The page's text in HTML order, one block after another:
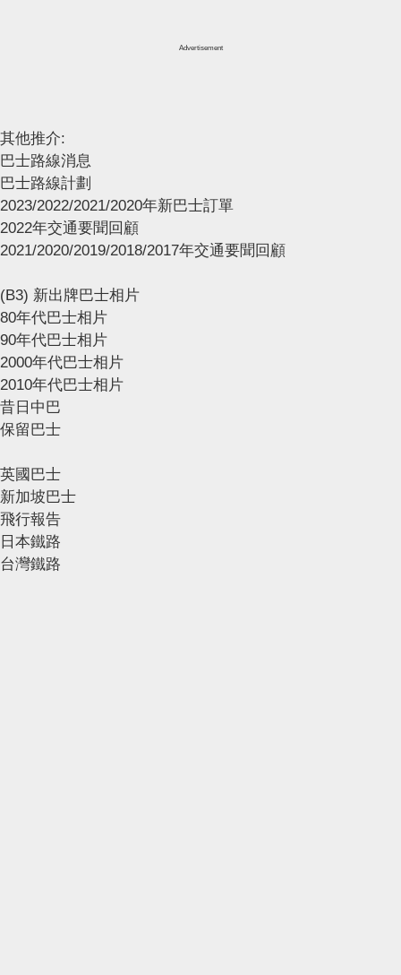
Advertisement
其他推介:
巴士路線消息
巴士路線計劃
2023/2022/2021/2020年新巴士訂單
2022年交通要聞回顧
2021/2020/2019/2018/2017年交通要聞回顧
(B3) 新出牌巴士相片
80年代巴士相片
90年代巴士相片
2000年代巴士相片
2010年代巴士相片
昔日中巴
保留巴士
英國巴士
新加坡巴士
飛行報告
日本鐵路
台灣鐵路